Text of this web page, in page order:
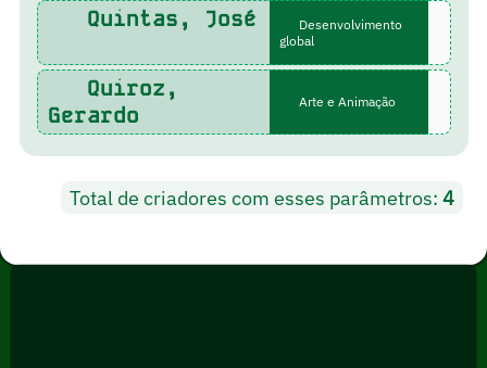
Quintas, José
Desenvolvimento
global
Quiroz,
Gerardo
Arte e Animação
Total de criadores com esses parâmetros: 4